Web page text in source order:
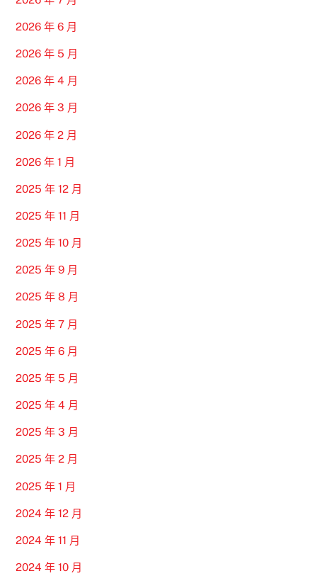
2026 年 6 月
2026 年 5 月
2026 年 4 月
2026 年 3 月
2026 年 2 月
2026 年 1 月
2025 年 12 月
2025 年 11 月
2025 年 10 月
2025 年 9 月
2025 年 8 月
2025 年 7 月
2025 年 6 月
2025 年 5 月
2025 年 4 月
2025 年 3 月
2025 年 2 月
2025 年 1 月
2024 年 12 月
2024 年 11 月
2024 年 10 月